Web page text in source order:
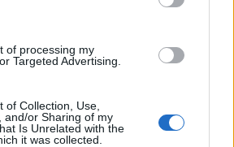
of processing my
Targeted Advertising.
of Collection, Use,
and/or Sharing of my
Is Unrelated with the
it was collected.
δώρο της «Οδύσσειας» σε ένα
νησί της Σικελίας
ΒΑΣΙΛΙΚΉ ΚΟΥΚΊΟΥ